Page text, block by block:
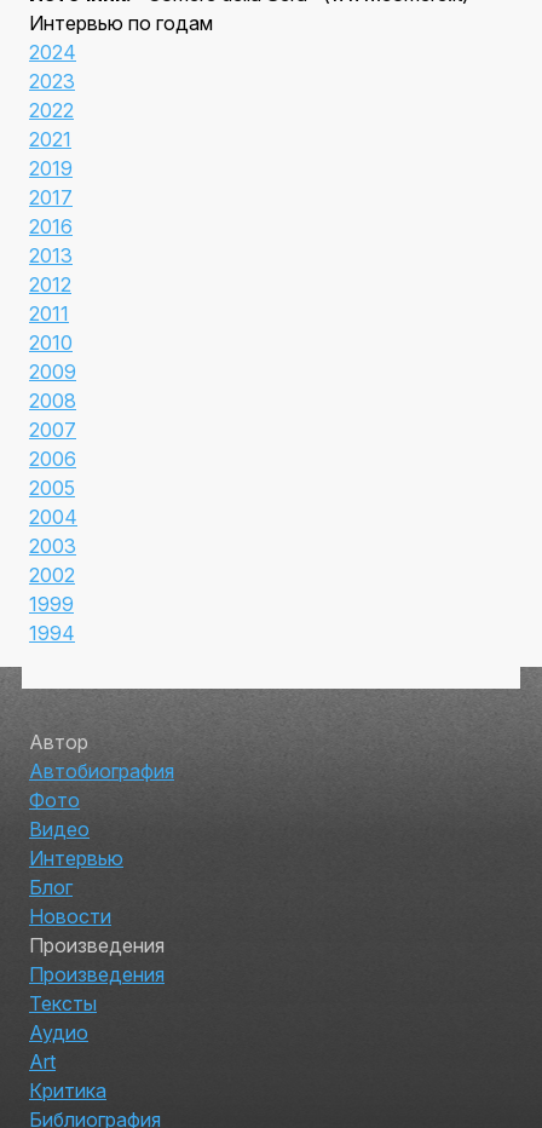
Интервью по годам
2024
2023
2022
2021
2019
2017
2016
2013
2012
2011
2010
2009
2008
2007
2006
2005
2004
2003
2002
1999
1994
Автор
Автобиография
Фото
Видео
Интервью
Блог
Новости
Произведения
Произведения
Тексты
Аудио
Art
Критика
Библиография